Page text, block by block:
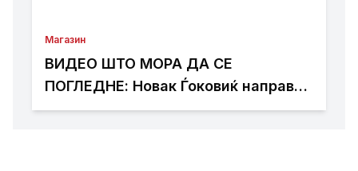
Магазин
ВИДЕО ШТО МОРА ДА СЕ
ПОГЛЕДНЕ: Новак Ѓоковиќ направи
шоу на концертот на Владо